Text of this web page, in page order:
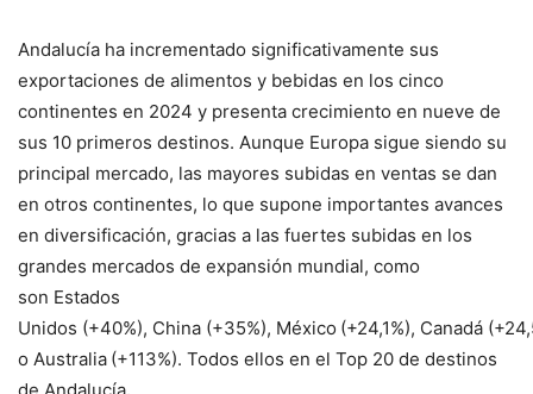
Andalucía ha incrementado significativamente sus
exportaciones de alimentos y bebidas en los cinco
continentes en 2024 y presenta crecimiento en nueve de
sus 10 primeros destinos. Aunque Europa sigue siendo su
principal mercado, las mayores subidas en ventas se dan
en otros continentes, lo que supone importantes avances
en diversificación, gracias a las fuertes subidas en los
grandes mercados de expansión mundial, como
son Estados
Unidos (+40%), China (+35%), México (+24,1%), Canadá
o Australia (+113%). Todos ellos en el Top 20 de destinos